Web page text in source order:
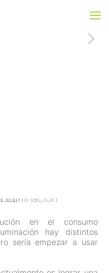
en el consumo
hay distintos
sería empezar a usar